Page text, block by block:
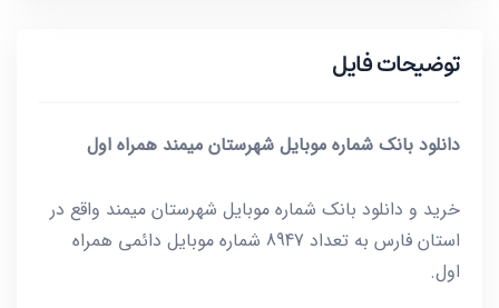
توضیحات فایل
دانلود بانک شماره موبایل شهرستان میمند همراه اول
خرید و دانلود بانک شماره موبایل شهرستان میمند واقع در
استان فارس به تعداد 8947 شماره موبایل دائمی همراه
اول.